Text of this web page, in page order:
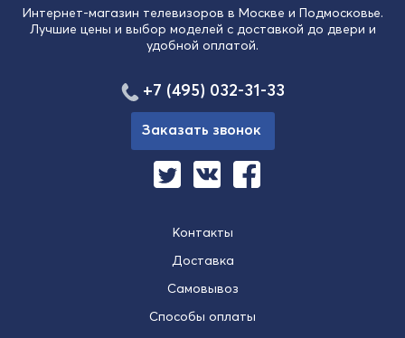
Интернет-магазин телевизоров в Москве и Подмосковье.
Лучшие цены и выбор моделей с доставкой до двери и
удобной оплатой.
Контакты
Доставка
Самовывоз
Способы оплаты
+7 (495) 032-31-33
Заказать звонок